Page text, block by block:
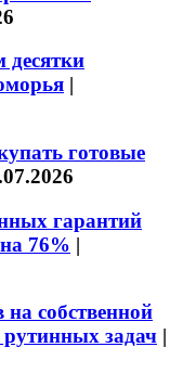
десятки
|
готовые
гарантий
76% |
собственной
задач |